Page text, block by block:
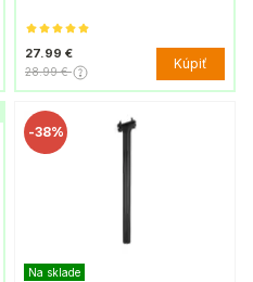
27.99 €
28.99 € Kúpiť
-38%
Na sklade